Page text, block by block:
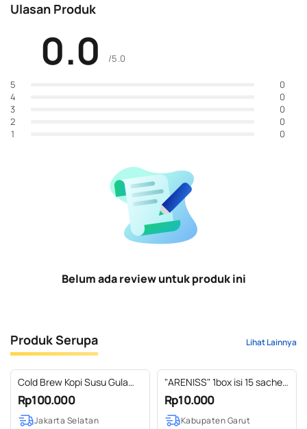
Ulasan Produk
0.0 /5.0
5
0
4
0
3
0
2
0
1
0
Belum ada review untuk produk ini
Produk Serupa Lihat Lainnya
Cold Brew Kopi Susu Gula
Kelapa Awicarita - kemasan
botol 1 liter
Rp100.000
Jakarta Selatan
"ARENISS" 1box isi 15 sachet
GULA KAWUNG ASLI ~si
manis alami~ Pemanis alami
tanpa zat ASpartam (Bahan
Rp10.000
Kabupaten Garut